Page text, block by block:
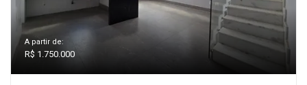
A partir de:
R$ 1.750.000